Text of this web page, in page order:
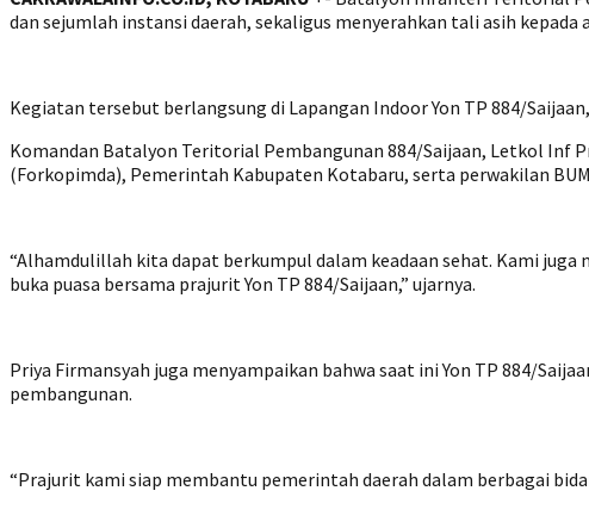
dan sejumlah instansi daerah, sekaligus menyerahkan tali asih
Kegiatan tersebut berlangsung di Lapangan Indoor Yon TP 884/
Komandan Batalyon Teritorial Pembangunan 884/Saijaan, Letkol Inf
(Forkopimda), Pemerintah Kabupaten Kotabaru, serta perwakilan
“Alhamdulillah kita dapat berkumpul dalam keadaan sehat. Kami
buka puasa bersama prajurit Yon TP 884/Saijaan,” ujarnya.
Priya Firmansyah juga menyampaikan bahwa saat ini Yon TP 884/
pembangunan.
“Prajurit kami siap membantu pemerintah daerah dalam berbagai